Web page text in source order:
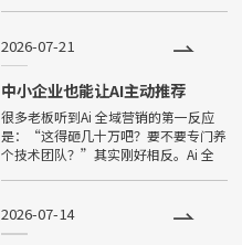
的、想让他看完做什么”。Many
2026-07-21
中小企业也能让AI主动推荐
很多老板听到Ai 全域营销的第一反应
是：“这得砸几十万吧？要不要专门养
个技术团队？”其实刚好相反。Ai 全
的方式讲清楚”。以下5个几
2026-07-14